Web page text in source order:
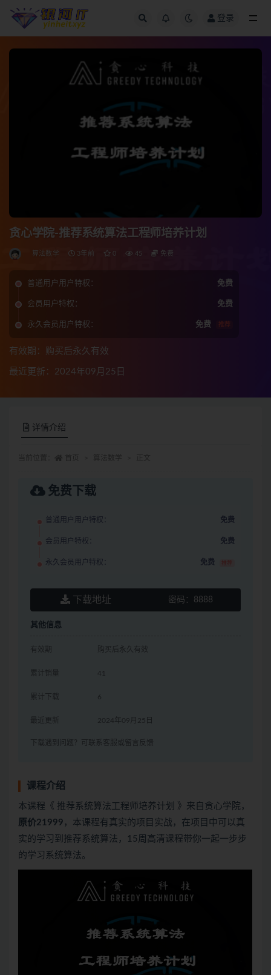
登录
贪心学院-推荐系统算法工程师培养计划
算法数学 3年前 0 45 免费
普通用户用户特权： 免费
会员用户特权： 免费
永久会员用户特权： 免费 推荐
有效期：购买后永久有效
最近更新：2024年09月25日
详情介绍
免费下载
普通用户用户特权： 免费
会员用户特权： 免费
永久会员用户特权： 免费 推荐
下载地址 密码： 8888
其他信息
有效期 购买后永久有效
累计销量 41
累计下载 6
最近更新 2024年09月25日
下载遇到问题？可联系客服或留言反馈
课程介绍
本课程《 推荐系统算法工程师培养计划 》来自贪心学院，
原价21999 ，本课程有真实的项目实战，在项目中可以真
实的学习到推荐系统算法，15周高清课程带你一起一步步
的学习系统算法。